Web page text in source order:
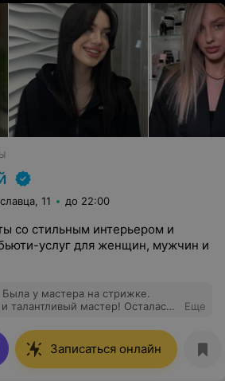
11 до 22:00
со стильным интерьером и
услуг для женщин, мужчин и
у мастера на стрижке.
талантливый мастер! Осталась
Еще
Записаться онлайн